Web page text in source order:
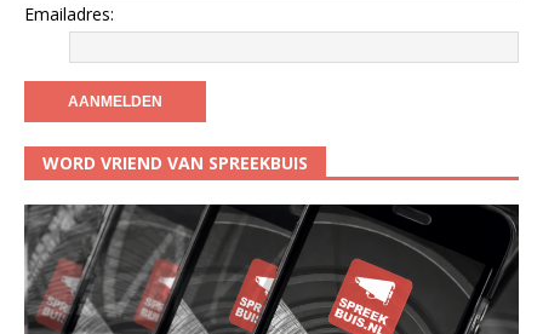
Emailadres:
WORD VRIEND VAN SPREEKBUIS